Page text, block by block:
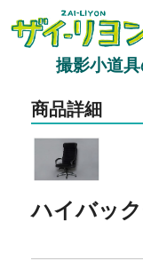
撮影小道
商品詳細
ハイバッ